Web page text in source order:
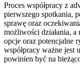
Proces współpracy z
pierwszego spotkania,
sprawę oraz
możliwości działania,
opcje oraz potencjalne
współpracy ważne
powinien być na